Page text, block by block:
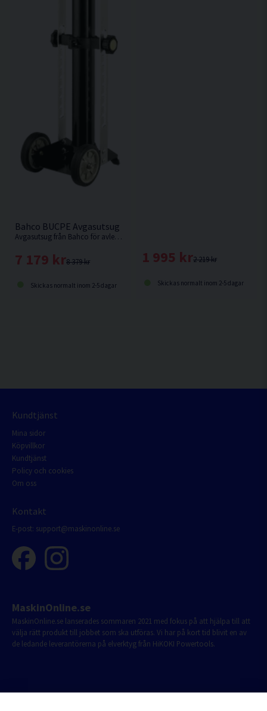
Bahco BUCPE Avgasutsug
Avgasutsug från Bahco för avleda ångor från verkstaden
8 379 kr
7 179 kr
Skickas normalt inom 2-5 dagar
2 219 kr
1 995 kr
Skickas normalt inom 2-5 dagar
Kundtjänst
Mina sidor
Köpvillkor
Kundtjänst
Policy och cookies
Om oss
Kontakt
E-post: support@maskinonline.se
MaskinOnline.se
MaskinOnline.se lanserades sommaren 2021 med fokus på att hjälpa till att
välja rätt produkt till jobbet som ska utföras. Vi har på kort tid blivit en av
de ledande leverantörerna på elverktyg från HiKOKI Powertools.